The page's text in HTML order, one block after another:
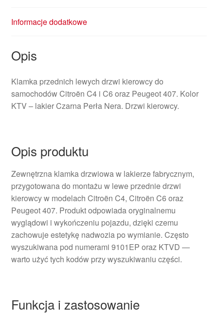
Informacje dodatkowe
Opis
Klamka przednich lewych drzwi kierowcy do
samochodów Citroën C4 i C6 oraz Peugeot 407. Kolor
KTV – lakier Czarna Perła Nera. Drzwi kierowcy.
Opis produktu
Zewnętrzna klamka drzwiowa w lakierze fabrycznym,
przygotowana do montażu w lewe przednie drzwi
kierowcy w modelach Citroën C4, Citroën C6 oraz
Peugeot 407. Produkt odpowiada oryginalnemu
wyglądowi i wykończeniu pojazdu, dzięki czemu
zachowuje estetykę nadwozia po wymianie. Często
wyszukiwana pod numerami 9101EP oraz KTVD —
warto użyć tych kodów przy wyszukiwaniu części.
Funkcja i zastosowanie